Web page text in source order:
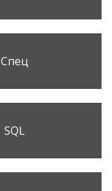
Спец
SQL